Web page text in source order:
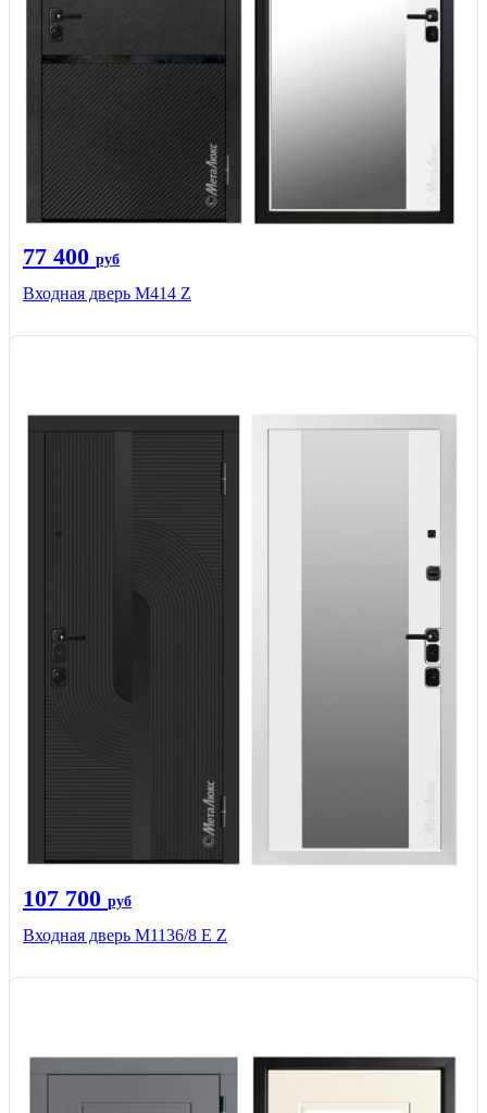
77 400 руб
Входная дверь М414 Z
107 700 руб
Входная дверь М1136/8 Е Z